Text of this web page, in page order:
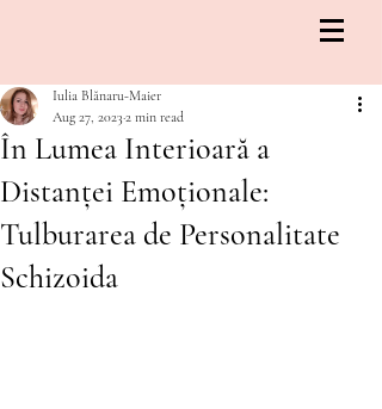
În Lumea Interioară a
Distanței Emoționale:
Tulburarea de Personalitate
Schizoida
Iulia Blănaru-Maier
Aug 27, 2023 2 min read